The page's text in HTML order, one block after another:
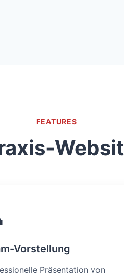
FEATURES
Vorstellung
Präsentation von